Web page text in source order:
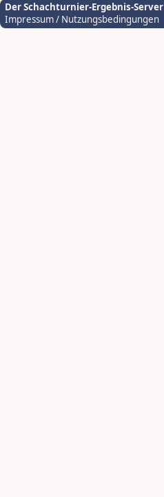
Der Schachturnier-Ergebnis-Server
Impressum / Nutzungsbedingungen